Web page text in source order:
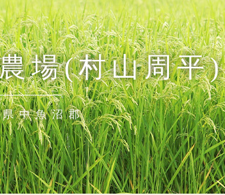
場(村山周平)
県中魚沼郡